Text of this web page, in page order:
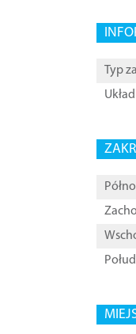
Typ